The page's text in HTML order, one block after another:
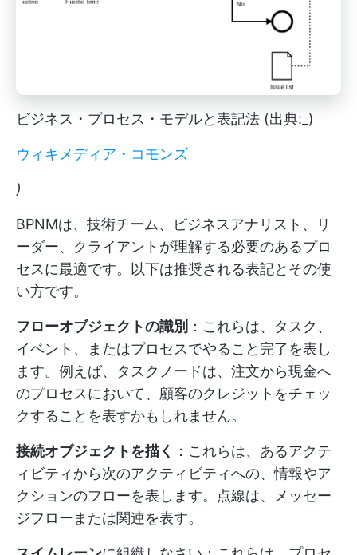
ビジネス・プロセス・モデルと表記法 (出典:_)
ウィキメディア・コモンズ
)
BPNMは、技術チーム、ビジネスアナリスト、リ
ーダー、クライアントが理解する必要のあるプロ
セスに最適です。以下は推奨される表記とその使
い方です。
フローオブジェクトの識別 ：これらは、タスク、
イベント、またはプロセスでやること完了を表し
ます。例えば、タスクノードは、注文から現金へ
のプロセスにおいて、顧客のクレジットをチェッ
クすることを表すかもしれません。
接続オブジェクトを描く
：これらは、あるアクテ
ィビティから次のアクティビティへの、情報やア
クションのフローを表します。点線は、メッセー
ジフローまたは関連を表す。